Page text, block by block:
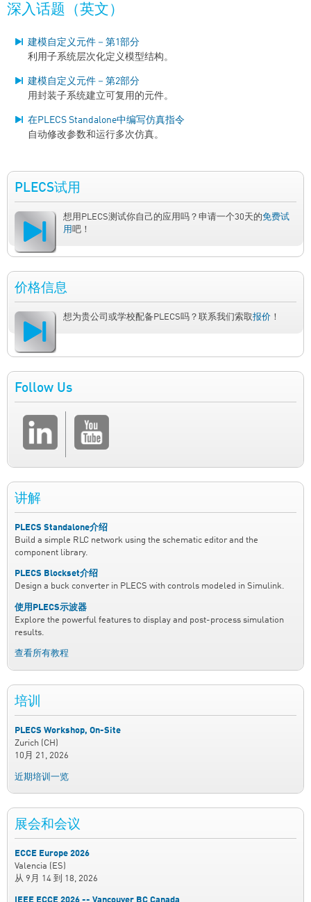
深入话题（英文）
建模自定义元件－第1部分
利用子系统层次化定义模型结构。
建模自定义元件－第2部分
用封装子系统建立可复用的元件。
在PLECS Standalone中编写仿真指令
自动修改参数和运行多次仿真。
PLECS试用
想用PLECS测试你自己的应用吗？申请一个30天的免费试
用吧！
价格信息
想为贵公司或学校配备PLECS吗？联系我们索取报价 ！
Follow Us
讲解
PLECS Standalone介绍
Build a simple RLC network using the schematic editor and the
component library.
PLECS Blockset介绍
Design a buck converter in PLECS with controls modeled in Simulink.
使用PLECS示波器
Explore the powerful features to display and post-process simulation
results.
查看所有教程
培训
PLECS Workshop, On-Site
Zurich (CH)
10月 21, 2026
近期培训一览
展会和会议
ECCE Europe 2026
Valencia (ES)
从 9月 14 到 18, 2026
IEEE ECCE 2026 -- Vancouver BC Canada